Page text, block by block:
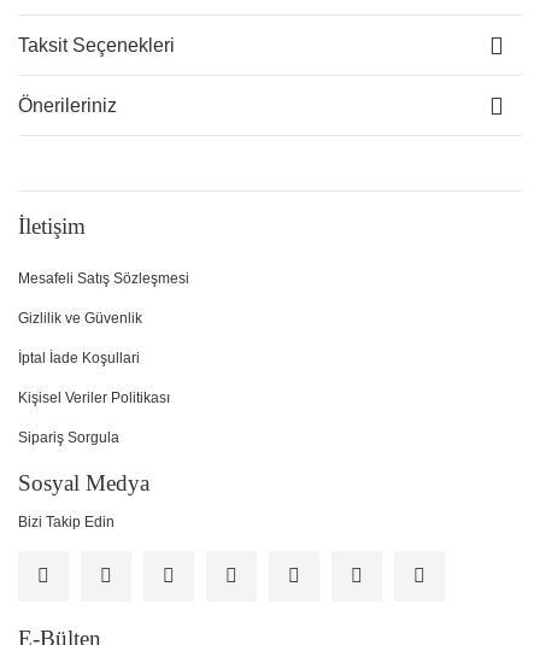
Taksit Seçenekleri
Önerileriniz
İletişim
Mesafeli Satış Sözleşmesi
Gizlilik ve Güvenlik
İptal İade Koşullari
Kişisel Veriler Politikası
Sipariş Sorgula
Sosyal Medya
Bizi Takip Edin
E-Bülten